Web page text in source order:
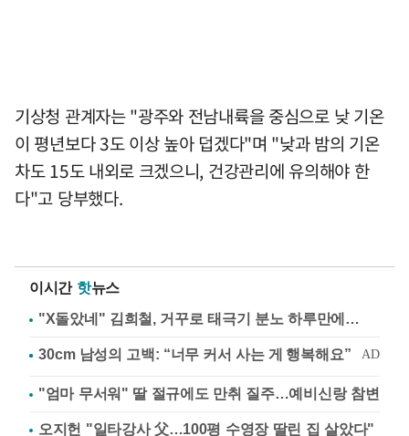
기상청 관계자는 "광주와 전남내륙을 중심으로 낮 기온
이 평년보다 3도 이상 높아 덥겠다"며 "낮과 밤의 기온
차도 15도 내외로 크겠으니, 건강관리에 유의해야 한
다"고 당부했다.
이시간 핫뉴스
"X돌았네" 김희철, 거꾸로 태극기 분노 하루만에…
"엄마 무서워" 딸 절규에도 만취 질주…예비신랑 참변
오지헌 "일타강사 父…100평 수영장 딸린 집 살았다"